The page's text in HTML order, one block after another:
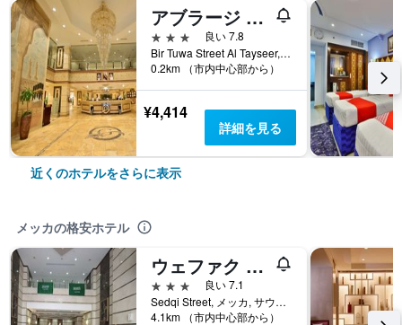
アブラージ アル タイシール トゥワ オテル
3つ星
良い 7.8
Bir Tuwa Street Al Tayseer, メッカ, サウジアラビア
0.2km （市内中心部から）
¥4,414
詳細を見る
近くのホテルをさらに表示
メッカの格安ホテル
ウェファク アルマシャエル オテル
3つ星
良い 7.1
Sedqi Street, メッカ, サウジアラビア
4.1km （市内中心部から）